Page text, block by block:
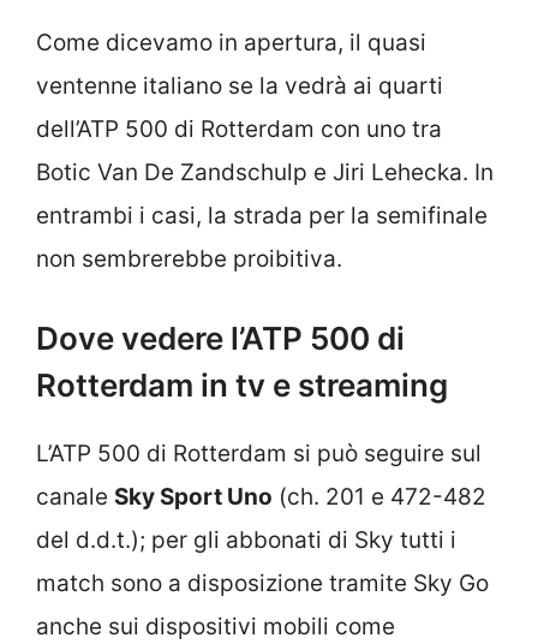
Come dicevamo in apertura, il quasi
ventenne italiano se la vedrà ai quarti
dell’ATP 500 di Rotterdam con uno tra
Botic Van De Zandschulp e Jiri Lehecka. In
entrambi i casi, la strada per la semifinale
non sembrerebbe proibitiva.
Dove vedere l’ATP 500 di
Rotterdam in tv e streaming
L’ATP 500 di Rotterdam si può seguire sul
canale Sky Sport Uno (ch. 201 e 472-482
del d.d.t.); per gli abbonati di Sky tutti i
match sono a disposizione tramite Sky Go
anche sui dispositivi mobili come